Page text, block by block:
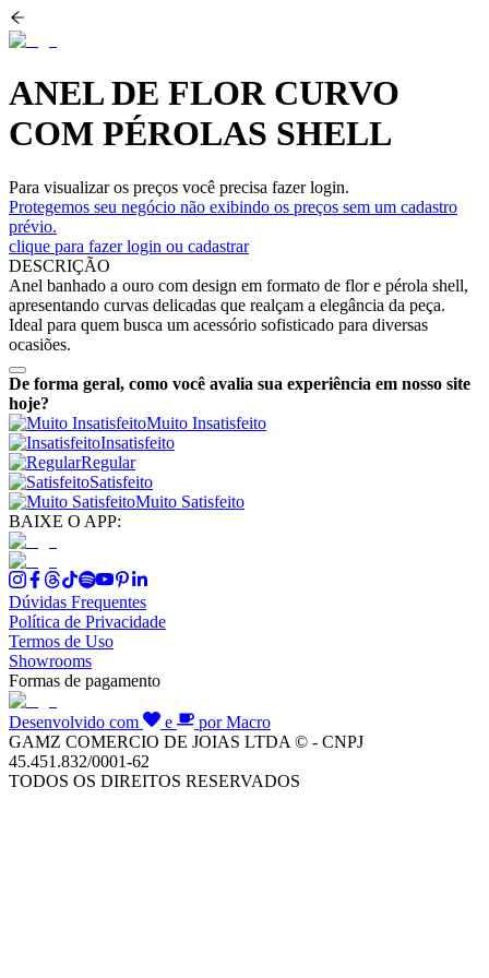
ANEL DE FLOR CURVO
COM PÉROLAS SHELL
Para visualizar os preços você precisa fazer login.
Protegemos seu negócio não exibindo os preços sem um cadastro
prévio.
clique para fazer login ou cadastrar
DESCRIÇÃO
Anel banhado a ouro com design em formato de flor e pérola shell,
apresentando curvas delicadas que realçam a elegância da peça.
Ideal para quem busca um acessório sofisticado para diversas
ocasiões.
De forma geral, como você avalia sua experiência em nosso site
hoje?
Muito Insatisfeito
Insatisfeito
Regular
Satisfeito
Muito Satisfeito
BAIXE O APP:
Dúvidas Frequentes
Política de Privacidade
Termos de Uso
Showrooms
Formas de pagamento
Desenvolvido com e
por Macro
GAMZ COMERCIO DE JOIAS LTDA © - CNPJ
45.451.832/0001-62
TODOS OS DIREITOS RESERVADOS